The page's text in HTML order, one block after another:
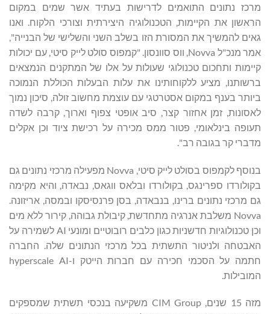
מרכז נתונים התואמים לדרישות בעתיד אשר שמים במקום
הראשון את הקיימות, הטכנולוגיה היצירתית וצורכי הלקוח. ואנו
גאים להמשיך את המסורת הזו בשלב השני והשלישי של הבנייה",
אמר מנכ"ל Novva, ווס סוונסון. "קמפוס סולט לייק סיטי, עם יכולות
קיימות ותחכום טכנולוגי שעולות על אלו של המתקנים הנמצאים
ברשותנו, מציע ללקוחותינו את עלות הבעלות הכוללת הנמוכה
ביותר בענף במקום אסטרטגי עם עוצמת מחשוב זולה, סיכון נמוך
לאסונות, זמן אחזור קצר, סיב אופטי צפוף וארוך, קרבה לשדה
תעופה בינלאומי, פטור ממס מכירה על רכישת ציוד וכן אקלים
מדברי קר בגובה רב".
בנוסף לקמפוס בסולט לייק סיטי, Novva מפעילה מרכזי נתונים גם
בקולורדו ספרינגס, בקולורדו ובלאס ווגאס, נבאדה, והיא מקימה
גם מרכזי נתונים ברינו, בנבאדה, בסן פרנסיסקו ובמסה, אריזונה.
Novva משלבת אנרגיה מתחדשת, קיבולת גבוהה, קירור ללא מים
וכן טכנולוגיות חדשניות כגון כלבים רובוטיים ומונעי AI לשמירה על
האבטחה ולניטור התשתית בכל מרכזי הנתונים שלה. החברה
חתמה על הסכמי חכירה עם חברות הייטק ו-hyperscale AI
המובילות.
מזה 15 שנים, CIM Group משקיעה בנכסי תשתית שמספקים